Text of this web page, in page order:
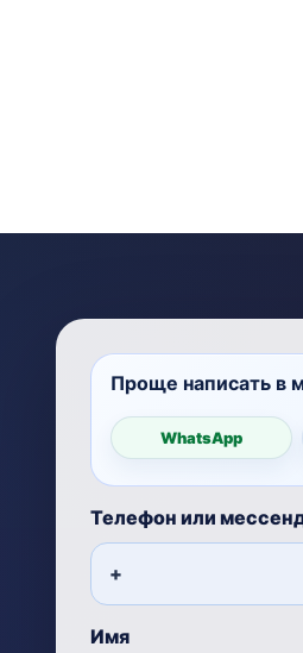
Проще написать в
WhatsApp
Телефон или
Имя